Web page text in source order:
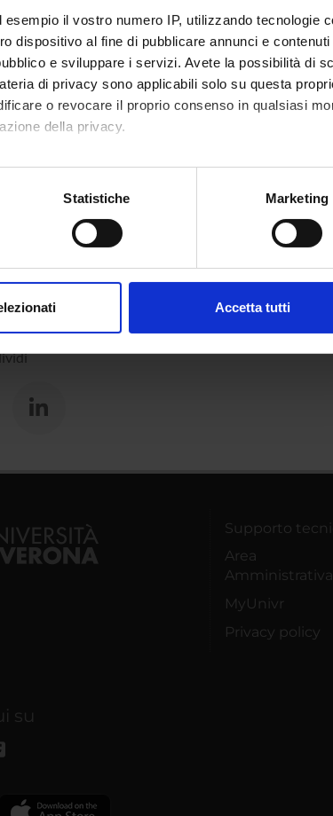
il vostro numero IP, utilizzando tecnologie
dispositivo al fine di pubblicare annunci e contenuti
e sviluppare i servizi. Avete la possibilità di
di privacy sono applicabili solo su questa
o revocare il proprio consenso in qualsiasi
della privacy.
con un'approssimazione di qualche metro,
Dichiarazione sui cookie.
combinarle con altre informazioni che hai fornito
Statistiche Marketing
Accetta tutti
Supporto
Area
Amministrativa
MyUnivr
Privacy policy
su